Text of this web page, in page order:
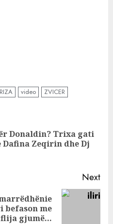
video ZVICER
Donaldin? Trixa gati
Dafina Zeqirin dhe Dj
Next
befason me
gjumë…